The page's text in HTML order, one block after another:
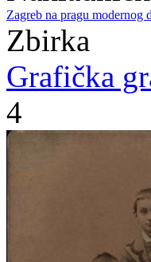
Zagreb na pragu modernog
Zbirka
Grafička
4